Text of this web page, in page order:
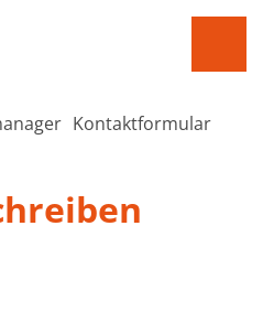
Kontaktformular